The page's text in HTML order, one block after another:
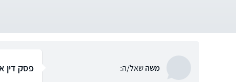
משהשאל/ה: פסק דין